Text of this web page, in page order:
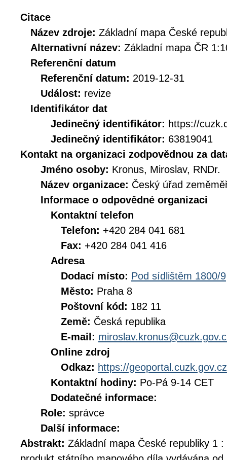
Citace
Název zdroje: Základní mapa České
Alternativní název: Základní mapa ČR
Referenční datum
Referenční datum: 2019-12-31
Událost: revize
Identifikátor dat
Jedinečný identifikátor: https://
Jedinečný identifikátor: 63819041
Kontakt na organizaci zodpovědnou za
Jméno osoby: Kronus, Miroslav, RNDr.
Název organizace: Český úřad
Informace o odpovědné organizaci
Kontaktní telefon
Telefon: +420 284 041 681
Fax: +420 284 041 416
Adresa
Dodací místo: Pod sídlištěm 1800/9
Město: Praha 8
Poštovní kód: 182 11
Země: Česká republika
E-mail:
Online zdroj
Odkaz: https://geoportal.cuzk.gov.cz
Kontaktní hodiny: Po-Pá 9-14 CET
Dodatečné informace:
Role: správce
Další informace:
Abstrakt: Základní mapa České republiky 1